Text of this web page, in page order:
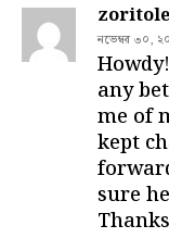
নভেম্বর ৩০,
any
me of
kept
sure